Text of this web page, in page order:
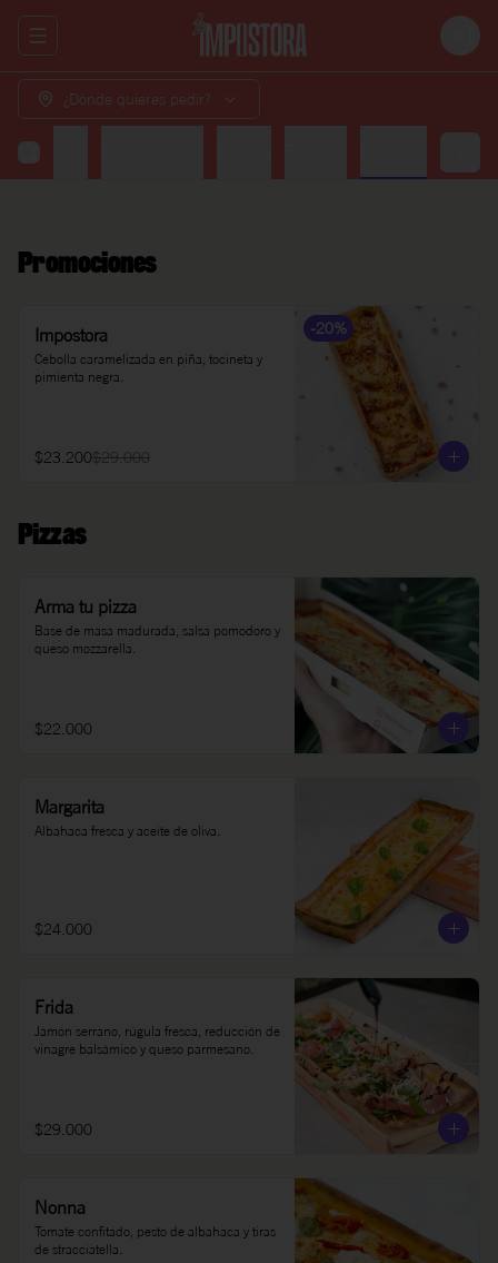
Abrir menu de navegación Login
¿Dónde quieres pedir?
Ensaladas
Promociones
-20%
Impostora
Cebolla caramelizada en piña, tocineta y
pimienta negra.
$23.200$29.000
Pizzas
Arma tu pizza
Base de masa madurada, salsa pomodoro y
queso mozzarella.
$22.000
Margarita
Albahaca fresca y aceite de oliva.
$24.000
Frida
Jamón serrano, rúgula fresca, reducción de
vinagre balsámico y queso parmesano.
$29.000
Nonna
Tomate confitado, pesto de albahaca y tiras
de stracciatella.